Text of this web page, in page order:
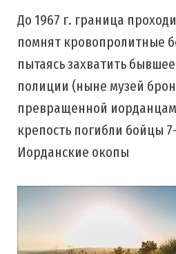
До 1967 г. граница
помнят кровопролитные
пытаясь захватить
полиции (ныне музей
превращенной
крепость погибли бойцы
Иорданские окопы